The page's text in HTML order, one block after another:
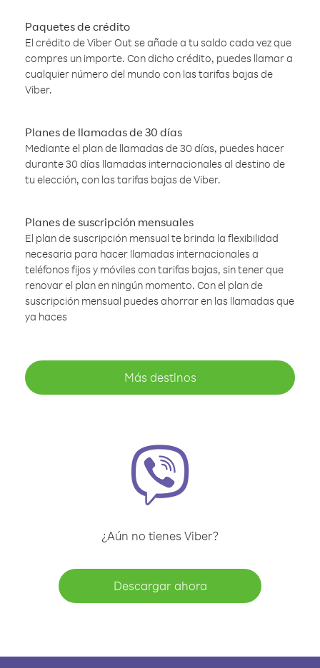
Paquetes de crédito
El crédito de Viber Out se añade a tu saldo cada vez que
compres un importe. Con dicho crédito, puedes llamar a
cualquier número del mundo con las tarifas bajas de
Viber.
Planes de llamadas de 30 días
Mediante el plan de llamadas de 30 días, puedes hacer
durante 30 días llamadas internacionales al destino de
tu elección, con las tarifas bajas de Viber.
Planes de suscripción mensuales
El plan de suscripción mensual te brinda la flexibilidad
necesaria para hacer llamadas internacionales a
teléfonos fijos y móviles con tarifas bajas, sin tener que
renovar el plan en ningún momento. Con el plan de
suscripción mensual puedes ahorrar en las llamadas que
ya haces
Más destinos
¿Aún no tienes Viber?
Descargar ahora